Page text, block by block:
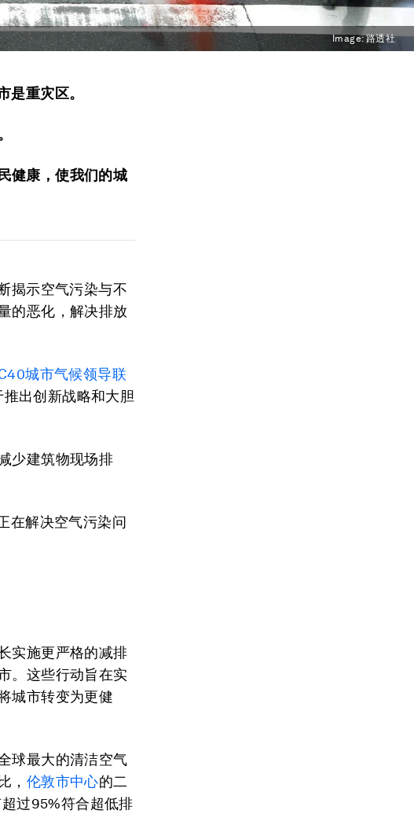
Image:路透社
是重灾区。
健康，使我们的城
揭示空气污染与不
的恶化，解决排放
城市气候领导联
出创新战略和大胆
少建筑物现场排
在解决空气污染问
实施更严格的减排
。这些行动旨在实
城市转变为更健
球最大的清洁空气
， 伦敦市中心的二
过95%符合超低排